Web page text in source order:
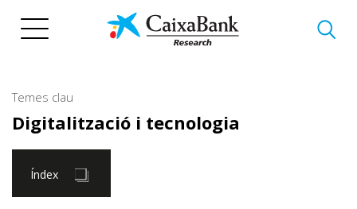
Temes clau
Digitalització i tecnologia
Índex